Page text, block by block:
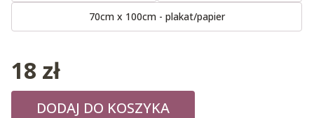
70cm x 100cm - plakat/papier
18 zł
DODAJ DO KOSZYKA